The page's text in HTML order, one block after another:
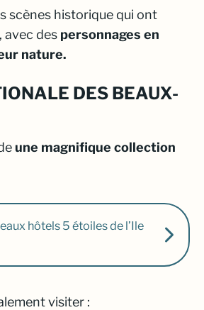
scènes historique qui ont
avec des personnages en
nature.
DES BEAUX-
une magnifique collection
hôtels 5 étoiles de l’Ile
visiter :